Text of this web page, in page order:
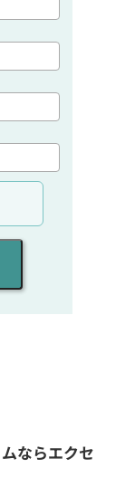
ならエクセ